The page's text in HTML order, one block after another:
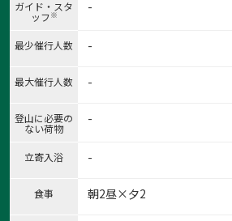
ガイド・スタ
ッフ※ -
最少催行人数 -
最大催行人数 -
登山に必要の
ない荷物
-
立寄入浴 -
食事 朝2昼×夕2
1:OLYMPUS DIGITAL CAMERA